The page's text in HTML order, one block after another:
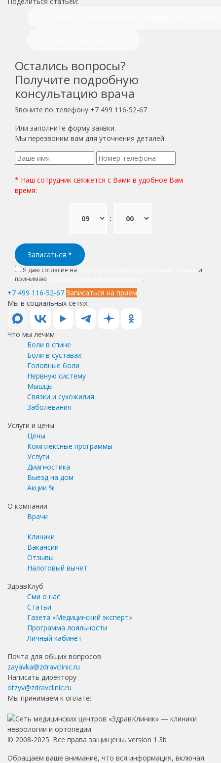
Остались вопросы?
Получите подробную
консультацию врача
Звоните по телефону +7 499 116-52-67
Или заполните форму заявки.
Мы перезвоним вам для уточнения деталей
* Наш сотрудник свяжется с Вами в удобное Вам
время:
:
Записаться *
Я даю согласие на
и
принимаю
.
+7 499 116-52-67 Записаться на прием
Мы в социальных сетях:
Что мы лечим
Боли в спине
Боли в суставах
Головные боли
Нервную систему
Мышцы
Связки и сухожилия
Заболевания
Услуги и цены
Цены
Комплексные программы
Услуги
Диагностика
Выезд на дом
Акции %
О компании
Врачи
Клиники
Вакансии
Отзывы
Налоговый вычет
ЗдравКлуб
Сми о нас
Статьи
Газета «Медицинский эксперт»
Программа лояльности
Личный кабинет
Почта для общих вопросов
zayavka@zdravclinic.ru
Написать директору
otzyv@zdravclinic.ru
Мы принимаем к оплате:
© 2008-2025. Все права защищены. version 1.3b
Обращаем ваше внимание, что вся информация, включая